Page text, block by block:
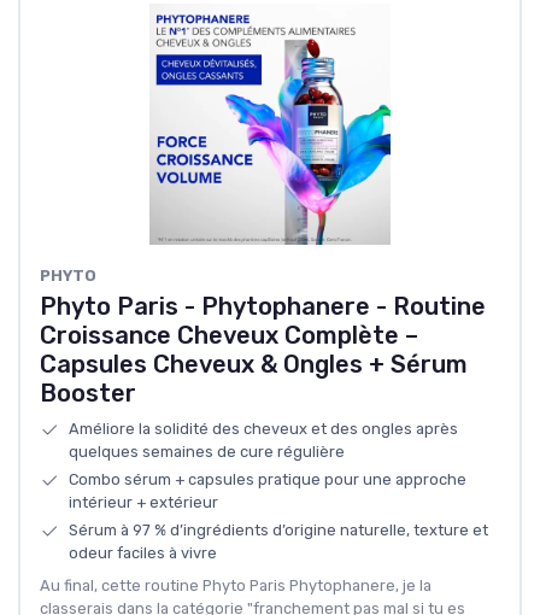
PHYTO
Phyto Paris - Phytophanere - Routine
Croissance Cheveux Complète –
Capsules Cheveux & Ongles + Sérum
Booster
Améliore la solidité des cheveux et des ongles après
quelques semaines de cure régulière
Combo sérum + capsules pratique pour une approche
intérieur + extérieur
Sérum à 97 % d’ingrédients d’origine naturelle, texture et
odeur faciles à vivre
Au final, cette routine Phyto Paris Phytophanere, je la
classerais dans la catégorie "franchement pas mal si tu es